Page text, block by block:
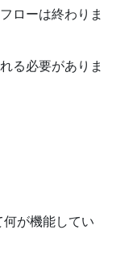
ローは終わりま
る必要がありま
が機能してい